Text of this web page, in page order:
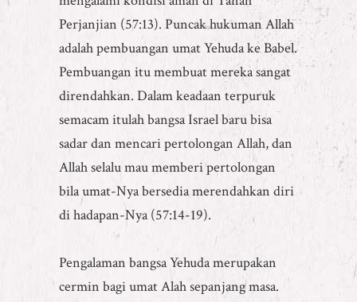
Perjanjian (57:13). Puncak hukuman Allah
adalah pembuangan umat Yehuda ke Babel.
Pembuangan itu membuat mereka sangat
direndahkan. Dalam keadaan terpuruk
semacam itulah bangsa Israel baru bisa
sadar dan mencari pertolongan Allah, dan
Allah selalu mau memberi pertolongan
bila umat-Nya bersedia merendahkan diri
di hadapan-Nya (57:14-19).
Pengalaman bangsa Yehuda merupakan
cermin bagi umat Alah sepanjang masa.